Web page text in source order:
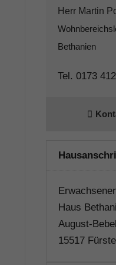
Herr Martin
Bethanien
Tel. 0173
Haus
August-
15517